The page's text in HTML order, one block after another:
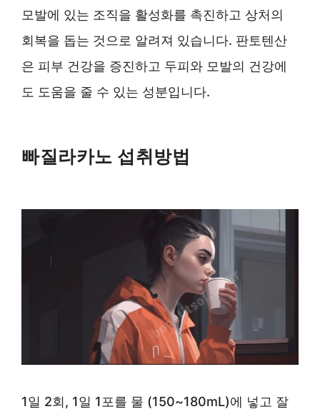
모발에 있는 조직을 활성화를 촉진하고 상처의
회복을 돕는 것으로 알려져 있습니다. 판토텐산
은 피부 건강을 증진하고 두피와 모발의 건강에
도 도움을 줄 수 있는 성분입니다.
빠질라카노 섭취방법
1일 2회, 1일 1포를 물 (150~180mL)에 넣고 잘